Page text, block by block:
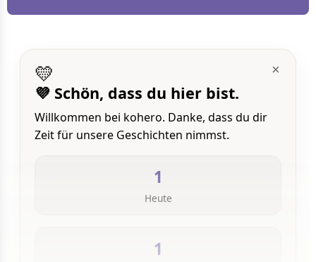
×
💛
💜 Schön, dass du hier bist.
Willkommen bei kohero. Danke, dass du dir
Zeit für unsere Geschichten nimmst.
1
Heute
1